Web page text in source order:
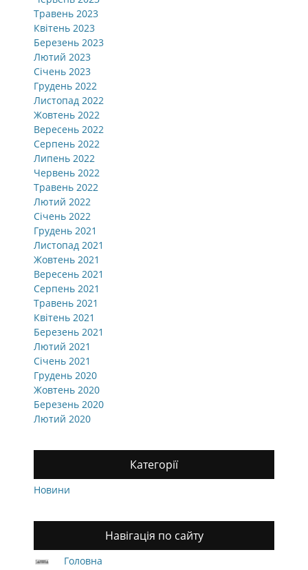
Травень 2023
Квітень 2023
Березень 2023
Лютий 2023
Січень 2023
Грудень 2022
Листопад 2022
Жовтень 2022
Вересень 2022
Серпень 2022
Липень 2022
Червень 2022
Травень 2022
Лютий 2022
Січень 2022
Грудень 2021
Листопад 2021
Жовтень 2021
Вересень 2021
Серпень 2021
Травень 2021
Квітень 2021
Березень 2021
Лютий 2021
Січень 2021
Грудень 2020
Жовтень 2020
Березень 2020
Лютий 2020
Категорії
Новини
Навігація по сайту
Головна